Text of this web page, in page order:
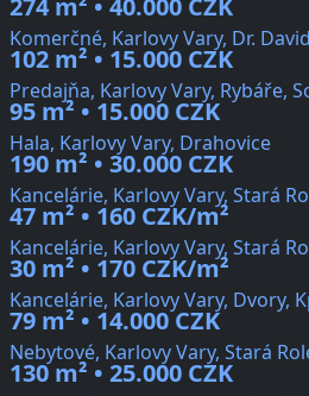
274 m² • 40.000 CZK
Komerčné, Karlovy Vary, Dr.
102 m² • 15.000 CZK
Predajňa, Karlovy Vary, Rybáře,
95 m² • 15.000 CZK
Hala, Karlovy Vary, Drahovice
190 m² • 30.000 CZK
Kancelárie, Karlovy Vary, Stará
47 m² • 160 CZK/m²
Kancelárie, Karlovy Vary, Stará
30 m² • 170 CZK/m²
Kancelárie, Karlovy Vary, Dvory,
79 m² • 14.000 CZK
Nebytové, Karlovy Vary, Stará
130 m² • 25.000 CZK